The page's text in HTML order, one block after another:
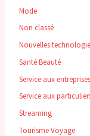
Mode
Non classé
Nouvelles
Santé Beauté
Service aux entreprises
Service aux
Streaming
Tourisme Voyage